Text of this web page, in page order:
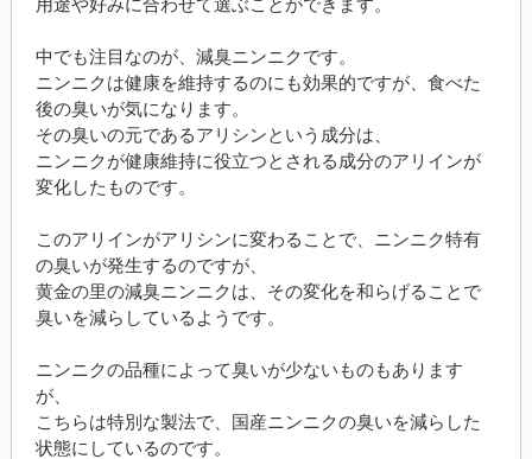
中でも注目なのが、減臭ニンニクです。
ニンニクは健康を維持するのにも効果的ですが、食べた
後の臭いが気になります。
その臭いの元であるアリシンという成分は、
ニンニクが健康維持に役立つとされる成分のアリインが
変化したものです。
このアリインがアリシンに変わることで、ニンニク特有
の臭いが発生するのですが、
黄金の里の減臭ニンニクは、その変化を和らげることで
臭いを減らしているようです。
ニンニクの品種によって臭いが少ないものもあります
が、
こちらは特別な製法で、国産ニンニクの臭いを減らした
状態にしているのです。